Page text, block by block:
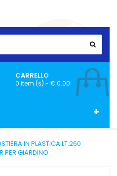
CARRELLO
0 item (s) - € 0.00
IN PLASTICA LT.260
PER GIARDINO